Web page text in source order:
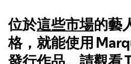
位於這些市場的藝
格，就能使用